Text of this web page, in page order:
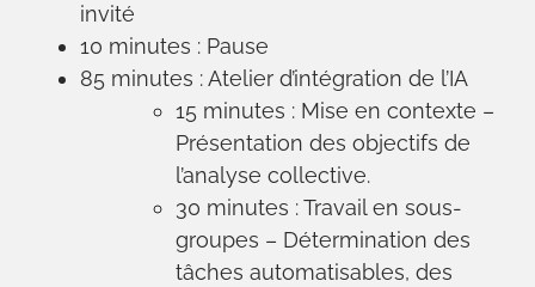
invité
10 minutes : Pause
85 minutes : Atelier d’intégration de l’IA
15 minutes : Mise en contexte –
Présentation des objectifs de
l’analyse collective.
30 minutes : Travail en sous-
groupes – Détermination des
tâches automatisables, des